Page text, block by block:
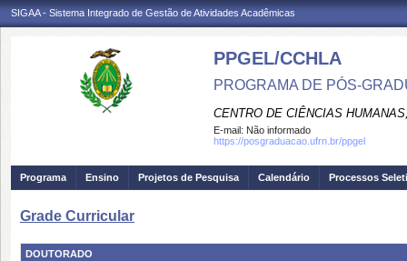
SIGAA - Sistema Integrado de Gestão de Atividades Acadêmicas
PPGEL/CCHLA
PROGRAMA DE PÓS-
CENTRO DE CIÊNCIAS
E-mail: Não informado
https://posgraduacao.ufrn.br/ppgel
Programa Ensino Projetos de Pesquisa Calendário Processos
Grade Curricular
DOUTORADO